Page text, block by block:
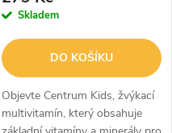
Skladem
DO KOŠÍKU
Objevte Centrum Kids, žvýkací
multivitamín, který obsahuje